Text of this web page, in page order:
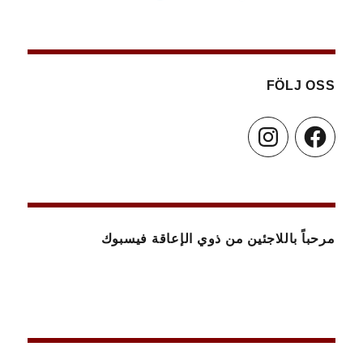
FÖLJ OSS
Facebook
Instagram
مرحباً باللاجئين من ذوي الإعاقة فيسبوك